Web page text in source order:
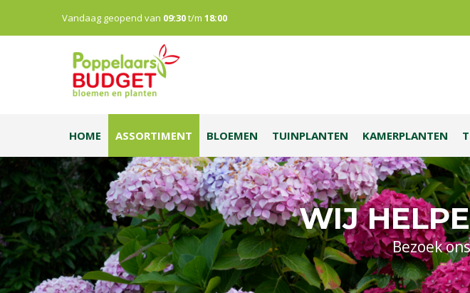
WIJ
Bezoek
Vandaag geopend van 09:30t/m 18:00
HOME ASSORTIMENT BLOEMEN TUINPLANTEN KAMERPLANTEN